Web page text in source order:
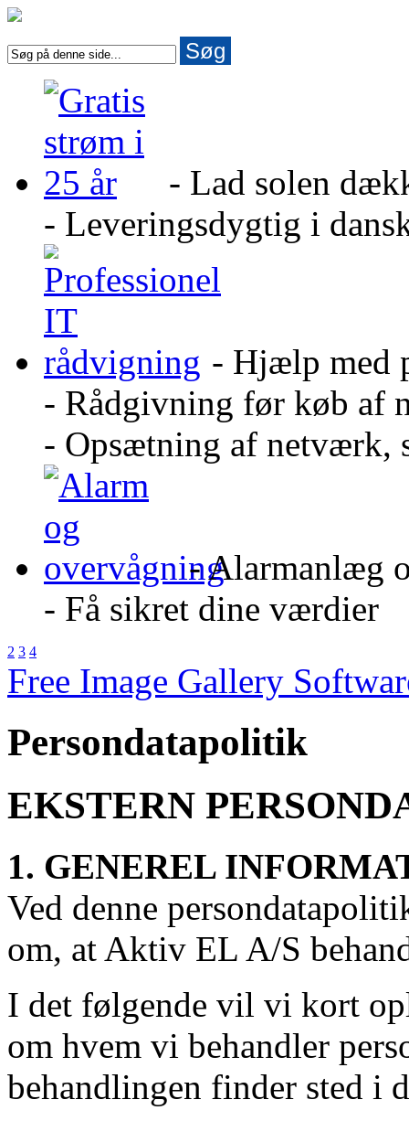
Søg
- Lad solen
- Leveringsdygtig i
- Hjælp med
- Rådgivning før køb af
- Opsætning af netværk,
- Alarmanlæg
- Få sikret dine værdier
2 3 4
Free Image Gallery
Persondatapolitik
EKSTERN
1. GENEREL
Ved denne
om, at Aktiv EL A/S
I det følgende vil vi kort
om hvem vi behandler
behandlingen finder sted i